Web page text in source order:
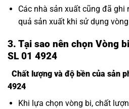
Các nhà sản xuất cũng đã ghi
quả sản xuất khi sử dụng
3. Tại sao nên chọn Vòng
SL 01 4924
Chất lượng và độ bền của sản
4924
Khi lựa chọn vòng bi, chất